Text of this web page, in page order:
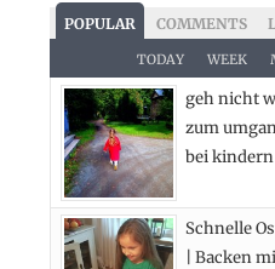
c
e
b
o
o
k
T
w
i
t
e
POPULAR COMMENTS
TODAY WEEK
geh nicht
zum
bei kindern
Schnelle
| Backen